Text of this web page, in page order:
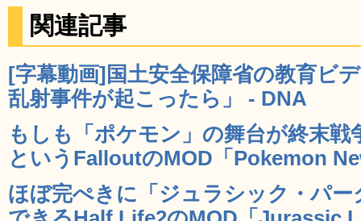
関連記事
[字幕動画]国土安全保障省の教育ビ
乱射事件が起こったら」 - DNA
もしも「ポケモン」の舞台が終末
というFalloutのMOD「Pokemon
ほぼ完ぺきに「ジュラシック・パー